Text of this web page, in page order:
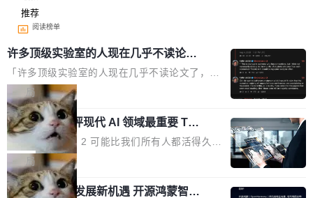
推荐
阅读榜单
许多顶级实验室的人现在几乎不读论文
了
「许多顶级实验室的人现在几乎不读论文了，而
且他们认为 ICLR/ICML/NeurIPS 充斥着大量过
度宣传和欺诈。」 OpenAI 研究员 Keller Jorda
n 这条推文引发了广泛讨论。他不是在说风凉
话，他是说出了一个圈内人尽皆知但很少公开捅
破的事实。 Jordan 随后补充了一句软化声明：
「我不认为这些会议上大部分论文都在过度宣传
或造假。问题是，作为读者，如果你筛选出那些
局
xAI 前工程师评现代 AI 领域最重要 Top
3 开源项目
Flash Attention 2 可能比我们所有人都活得久。
这句话不是来自某个技术博客，而是出自 Hieu
Pham 的一条推文。Hieu Pham 是谁？他是 xAI
的早期工程师之一，在 Grok 训练基础设施团队
局
共商智能硬件发展新机遇 开源鸿蒙智能